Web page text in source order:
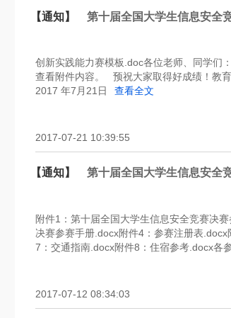
【通知】 第十届全国大学生信息安全
创新实践能力赛模板.doc各位老师、同学
查看附件内容。 预祝大家取得好成绩！教
2017 年7月21日
查看全文
2017-07-21 10:39:55
【通知】 第十届全国大学生信息安全
附件1：第十届全国大学生信息安全竞赛决
决赛参赛手册.docx附件4：参赛注册表
7：交通指南.docx附件8：住宿参考.docx各
2017-07-12 08:34:03